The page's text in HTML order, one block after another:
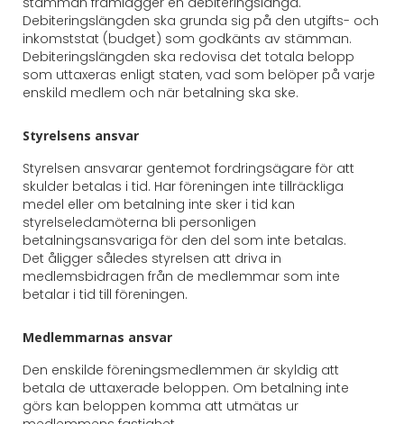
Debiteringslängden ska grunda sig på den utgifts- och
inkomststat (budget) som godkänts av stämman.
Debiteringslängden ska redovisa det totala belopp
som uttaxeras enligt staten, vad som belöper på varje
enskild medlem och när betalning ska ske.
Styrelsens ansvar
Styrelsen ansvarar gentemot fordringsägare för att
skulder betalas i tid. Har föreningen inte tillräckliga
medel eller om betalning inte sker i tid kan
styrelseledamöterna bli personligen
betalningsansvariga för den del som inte betalas.
Det åligger således styrelsen att driva in
medlemsbidragen från de medlemmar som inte
betalar i tid till föreningen.
Medlemmarnas ansvar
Den enskilde föreningsmedlemmen är skyldig att
betala de uttaxerade beloppen. Om betalning inte
görs kan beloppen komma att utmätas ur